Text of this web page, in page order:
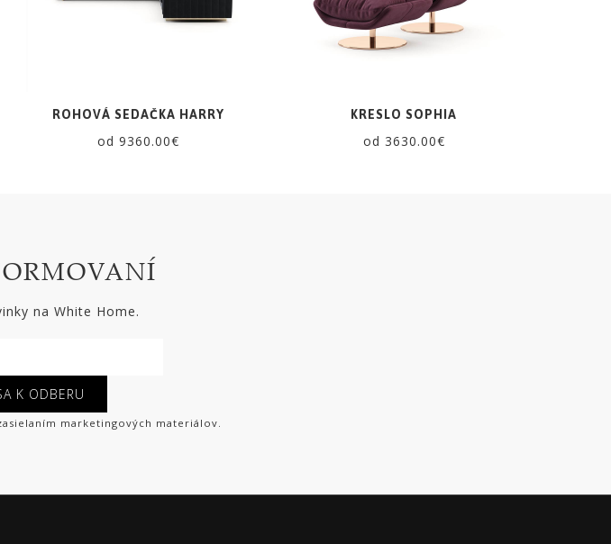
ROHOVÁ SEDAČKA HARRY
od 9360.00€
KRESLO SOPHIA
od 3630.00€
na White Home.
K ODBERU
marketingových materiálov.